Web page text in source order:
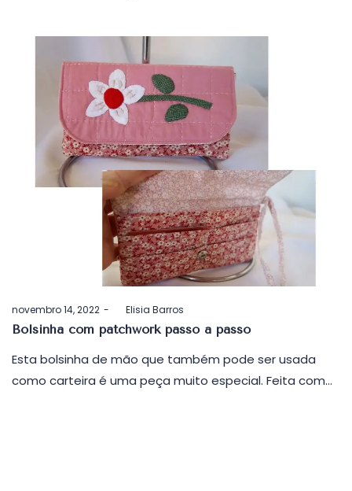
Postado
em
novembro 14, 2022 byElisia Barros
Bolsinha com patchwork passo a passo
Esta bolsinha de mão que também pode ser usada
como carteira é uma peça muito especial. Feita com…